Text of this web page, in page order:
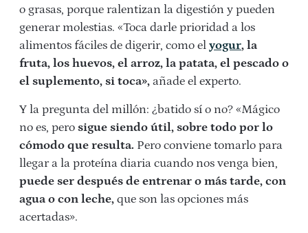
o grasas, porque ralentizan la digestión y pueden
generar molestias. «Toca darle prioridad a los
alimentos fáciles de digerir, como el yogur, la
fruta, los huevos, el arroz, la patata, el pescado o
el suplemento, si toca», añade el experto.
Y la pregunta del millón: ¿batido sí o no? «Mágico
no es, pero sigue siendo útil, sobre todo por lo
cómodo que resulta. Pero conviene tomarlo para
llegar a la proteína diaria cuando nos venga bien,
puede ser después de entrenar o más tarde, con
agua o con leche, que son las opciones más
acertadas».